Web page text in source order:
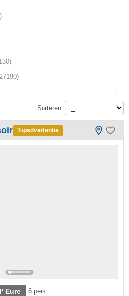
Sorteren :
Topadvertentie
Eure 6 pers.